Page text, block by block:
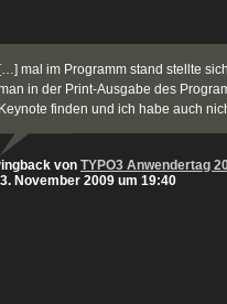
mal im Programm stand stellte
in der Print-Ausgabe des
Keynote finden und ich habe auch
von TYPO3 Anwendertag
November 2009 um 19:40